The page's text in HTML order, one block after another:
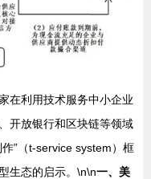
在利用技术服务中小企业
开放银行和区块链等领域
”（t-service system）框
生态的启示。\n\n一、美